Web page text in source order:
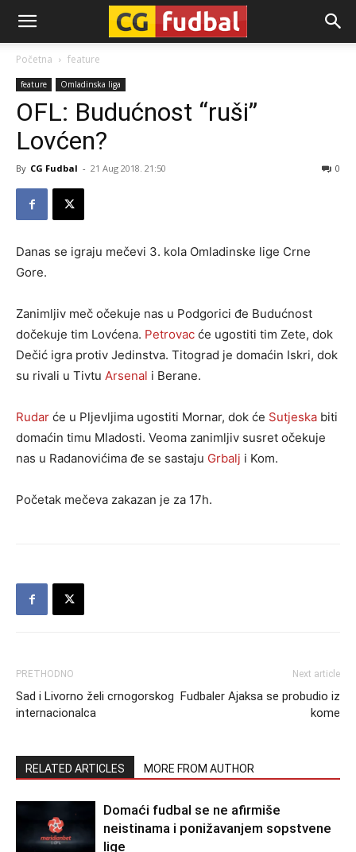
CG-
Fudbal
Početna feature
feature Omladinska liga
OFL: Budućnost “ruši”
Lovćen?
By CG Fudbal - 21 Aug 2018. 21:50 0
Danas se igraju mečevi 3. kola Omladinske lige Crne
Gore.
Zanimljiv meč očekuje nas u Podgorici đe Budućnost
dočekuje tim Lovćena. Petrovac će ugostiti tim Zete, dok
Dečić igra protiv Jedinstva. Titograd je domaćin Iskri, dok
su rivali u Tivtu Arsenal i Berane.
Rudar će u Pljevljima ugostiti Mornar, dok će Sutjeska biti
domaćin timu Mladosti. Veoma zanimljiv susret očekuje
nas u Radanovićima đe se sastaju Grbalj i Kom.
Početak mečeva zakazan je za 17h.
PRETHODNO
Sad i Livorno želi crnogorskog
internacionalca
Next article
Fudbaler Ajaksa se probudio iz
kome
RELATED ARTICLES MORE FROM AUTHOR
Domaći fudbal se ne afirmiše
neistinama i ponižavanjem sopstvene
lige